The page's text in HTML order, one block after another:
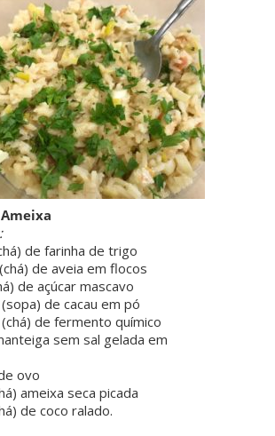
de farinha de trigo
de aveia em flocos
de açúcar mascavo
de cacau em pó
de fermento químico
sem sal gelada em
ovo
ameixa seca picada
de coco ralado.